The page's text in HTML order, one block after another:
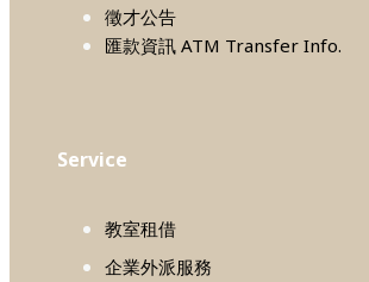
徵才公告
匯款資訊 ATM Transfer Info.
Service
教室租借
企業外派服務